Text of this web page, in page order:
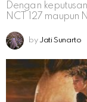
Dengan
NCT 127 maupun
by Jati Sunarto